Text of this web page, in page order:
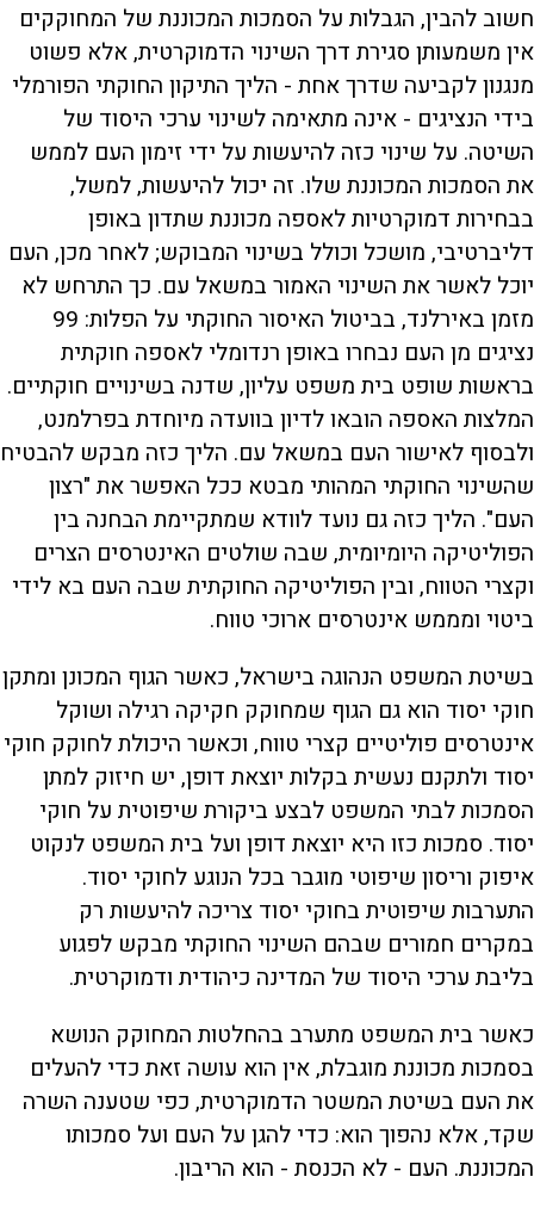
חשוב להבין, הגבלות על הסמכות המכוננת של המחוקקים
אין משמעותן סגירת דרך השינוי הדמוקרטית, אלא פשוט
מנגנון לקביעה שדרך אחת - הליך התיקון החוקתי הפורמלי
בידי הנציגים - אינה מתאימה לשינוי ערכי היסוד של
השיטה. על שינוי כזה להיעשות על ידי זימון העם לממש
את הסמכות המכוננת שלו. זה יכול להיעשות, למשל,
בבחירות דמוקרטיות לאספה מכוננת שתדון באופן
דליברטיבי, מושכל וכולל בשינוי המבוקש; לאחר מכן, העם
יוכל לאשר את השינוי האמור במשאל עם. כך התרחש לא
מזמן באירלנד, בביטול האיסור החוקתי על הפלות: 99
נציגים מן העם נבחרו באופן רנדומלי לאספה חוקתית
בראשות שופט בית משפט עליון, שדנה בשינויים חוקתיים.
המלצות האספה הובאו לדיון בוועדה מיוחדת בפרלמנט,
ולבסוף לאישור העם במשאל עם. הליך כזה מבקש להבטיח
שהשינוי החוקתי המהותי מבטא ככל האפשר את "רצון
העם". הליך כזה גם נועד לוודא שמתקיימת הבחנה בין
הפוליטיקה היומיומית, שבה שולטים האינטרסים הצרים
וקצרי הטווח, ובין הפוליטיקה החוקתית שבה העם בא לידי
ביטוי ומממש אינטרסים ארוכי טווח.
בשיטת המשפט הנהוגה בישראל, כאשר הגוף המכונן ומתקן
חוקי יסוד הוא גם הגוף שמחוקק חקיקה רגילה ושוקל
אינטרסים פוליטיים קצרי טווח, וכאשר היכולת לחוקק חוקי
יסוד ולתקנם נעשית בקלות יוצאת דופן, יש חיזוק למתן
הסמכות לבתי המשפט לבצע ביקורת שיפוטית על חוקי
יסוד. סמכות כזו היא יוצאת דופן ועל בית המשפט לנקוט
איפוק וריסון שיפוטי מוגבר בכל הנוגע לחוקי יסוד.
התערבות שיפוטית בחוקי יסוד צריכה להיעשות רק
במקרים חמורים שבהם השינוי החוקתי מבקש לפגוע
בליבת ערכי היסוד של המדינה כיהודית ודמוקרטית.
כאשר בית המשפט מתערב בהחלטות המחוקק הנושא
בסמכות מכוננת מוגבלת, אין הוא עושה זאת כדי להעלים
את העם בשיטת המשטר הדמוקרטית, כפי שטענה השרה
שקד, אלא נהפוך הוא: כדי להגן על העם ועל סמכותו
המכוננת. העם - לא הכנסת - הוא הריבון.